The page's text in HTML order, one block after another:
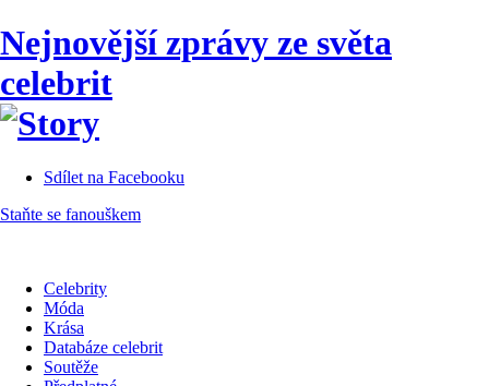
Nejnovější zprávy ze světa
celebrit
Sdílet na Facebooku
Staňte se fanouškem
Celebrity
Móda
Krása
Databáze celebrit
Soutěže